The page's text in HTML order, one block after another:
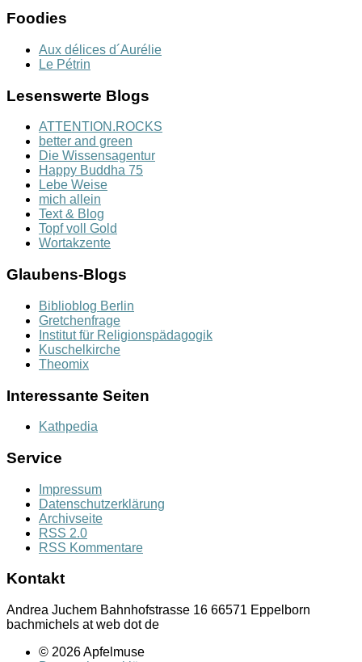
Foodies
Aux délices d´Aurélie
Le Pétrin
Lesenswerte Blogs
ATTENTION.ROCKS
better and green
Die Wissensagentur
Happy Buddha 75
Lebe Weise
mich allein
Text & Blog
Topf voll Gold
Wortakzente
Glaubens-Blogs
Biblioblog Berlin
Gretchenfrage
Institut für Religionspädagogik
Kuschelkirche
Theomix
Interessante Seiten
Kathpedia
Service
Impressum
Datenschutzerklärung
Archivseite
RSS 2.0
RSS Kommentare
Kontakt
Andrea Juchem Bahnhofstrasse 16 66571 Eppelborn
bachmichels at web dot de
© 2026 Apfelmuse